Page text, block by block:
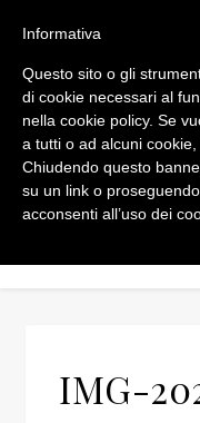
IMG-
Informativa
Questo sito o gli
di cookie necessari al
nella cookie policy. Se
a tutti o ad alcuni
Chiudendo questo
su un link o
acconsenti all’uso dei